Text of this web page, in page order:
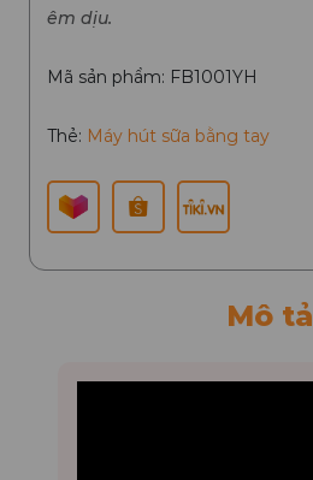
êm dịu.
Mã sản phẩm: FB1001YH
Thẻ: Máy hút sữa bằng tay
Mô tả